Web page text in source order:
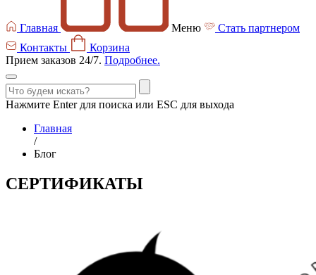
Главная Меню
Стать партнером
Контакты
Корзина
Прием заказов 24/7. Подробнее.
Нажмите Enter для поиска или ESC для выхода
Главная
/
Блог
СЕРТИФИКАТЫ